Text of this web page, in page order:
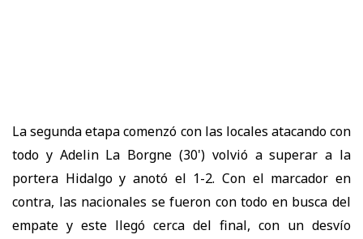
La segunda etapa comenzó con las locales atacando con
todo y Adelin La Borgne (30') volvió a superar a la
portera Hidalgo y anotó el 1-2. Con el marcador en
contra, las nacionales se fueron con todo en busca del
empate y este llegó cerca del final, con un desvío